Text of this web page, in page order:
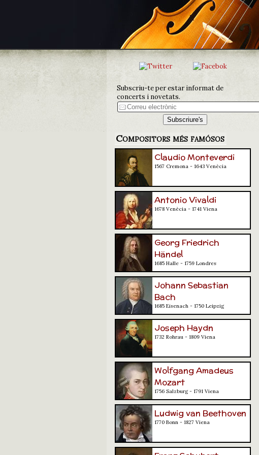
Subscriu-te per estar informat de
concerts i novetats.
Compositors més famósos
Claudio Monteverdi
1567 Cremona - 1643 Venècia
Antonio Vivaldi
1678 Venècia - 1741 Viena
Georg Friedrich
Händel
1685 Halle - 1759 Londres
Johann Sebastian
Bach
1685 Eisenach - 1750 Leipzig
Joseph Haydn
1732 Rohrau - 1809 Viena
Wolfgang Amadeus
Mozart
1756 Salzburg - 1791 Viena
Ludwig van Beethoven
1770 Bonn - 1827 Viena